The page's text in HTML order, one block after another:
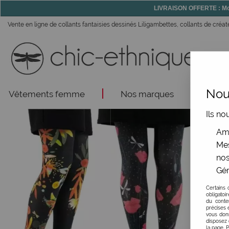
LIVRAISON OFFERTE :
Vente en ligne de collants fantaisies dessinés Liligambettes, collants de
Vêtements femme Nos marques
Ils
Certains
du
précises
vous
disposez
la page.